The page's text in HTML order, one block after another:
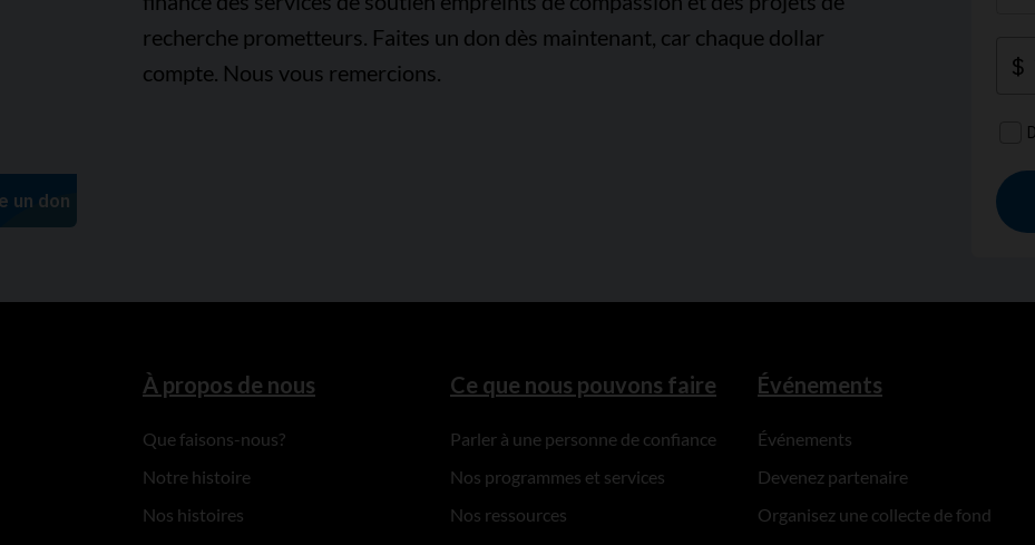
recherche prometteurs. Faites un don dès maintenant, car chaque dollar
compte. Nous vous remercions.
À propos de nous
Que faisons-nous?
Notre histoire
Nos histoires
Ce que nous pouvons faire
Parler à une personne de confiance
Nos programmes et services
Nos ressources
Événements
Événements
Devenez partenaire
Organisez une collecte de fond